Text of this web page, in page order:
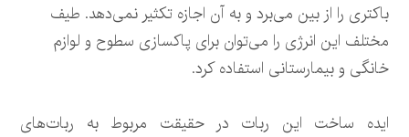
باکتری را از بین می‌برد و به آن اجازه تکثیر نمی‌دهد. طیف
مختلف این انرژی را می‌توان برای پاکسازی سطوح و لوازم
خانگی و بیمارستانی استفاده کرد.
ایده ساخت این ربات در حقیقت مربوط به ربات‌های